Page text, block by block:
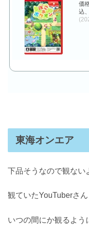
価
込
東海オンエア
下品そうなので観ない
観ていたYouTuberさ
いつの間にか観るよう